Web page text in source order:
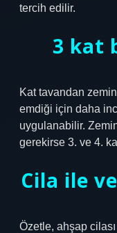
tercih edilir.
3 kat
Kat tavandan
emdiği için daha
uygulanabilir.
gerekirse 3. ve 4.
Cila ile
Özetle, ahşap